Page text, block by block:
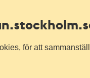
för att